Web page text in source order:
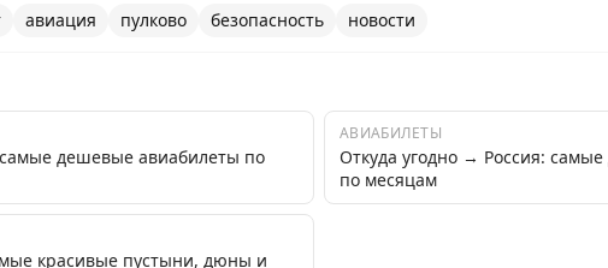
авиация пулково безопасность новости
дешевые авиабилеты по
АВИАБИЛЕТЫ
Откуда угодно → Россия:
по месяцам
красивые пустыни, дюны и